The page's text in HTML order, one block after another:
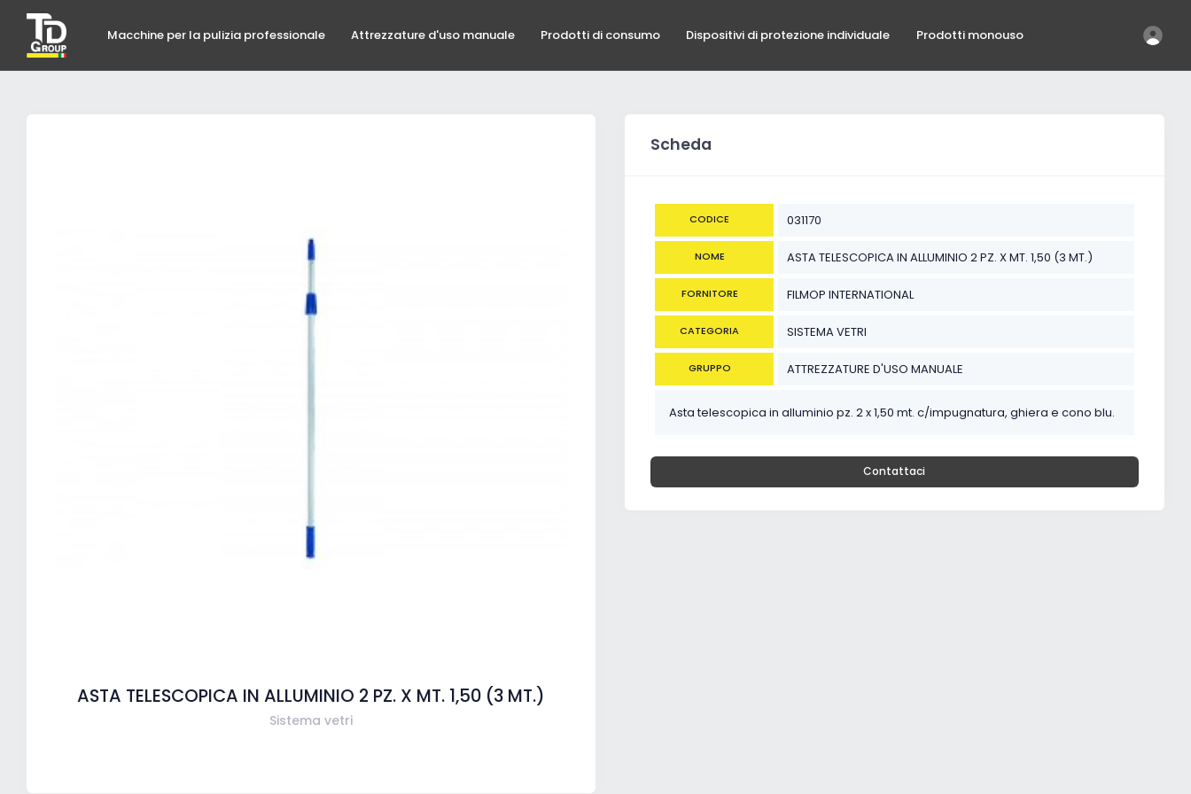
Macchine per la pulizia professionale Attrezzature d'uso manuale Prodotti di consumo Dispositivi di protezione individuale Prodotti monouso
ASTA TELESCOPICA IN ALLUMINIO 2 PZ. X MT. 1,50 (3 MT.)
Sistema vetri
Scheda
CODICE 031170
NOME ASTA TELESCOPICA IN ALLUMINIO 2 PZ. X MT. 1,50 (3 MT.)
FORNITORE FILMOP INTERNATIONAL
CATEGORIA SISTEMA VETRI
GRUPPO ATTREZZATURE D'USO MANUALE
Asta telescopica in alluminio pz. 2 x 1,50 mt. c/impugnatura, ghiera e cono blu.
Contattaci